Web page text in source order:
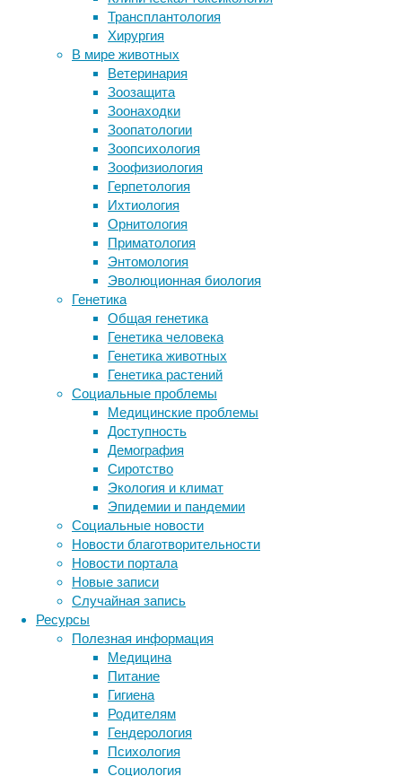
Трансплантология
Хирургия
В мире животных
Ветеринария
Зоозащита
Зоонаходки
Зоопатологии
Зоопсихология
Зоофизиология
Герпетология
Ихтиология
Орнитология
Приматология
Энтомология
Эволюционная биология
Генетика
Общая генетика
Генетика человека
Генетика животных
Генетика растений
Социальные проблемы
Медицинские проблемы
Доступность
Демография
Сиротство
Экология и климат
Эпидемии и пандемии
Социальные новости
Новости благотворительности
Новости портала
Новые записи
Случайная запись
Ресурсы
Полезная информация
Медицина
Питание
Гигиена
Родителям
Гендерология
Психология
Социология
Современные
спортивные
комплексы
московских
дворах
становятся
всё
более
популярными.
Они
не
только
способствуют
активному
образу
жизни,
но
объединяют
жителей,
создавая
дружескую
атмосферу
районе.
Установка
таких
комплексов
позволяет
организовать
пространство
для
занятий
спортом,
что
особенно
важно
для
семей
Понимают ли собаки нашу речь?
Уровень IQ в старших классах
предсказал алкогольные привычки в
зрелости
Ученые составили каталог генов-
регуляторов структуры коры
головного мозга
Дерматологи уточнили причину «рака
сари» у носящих эту одежду
Следите за новостями